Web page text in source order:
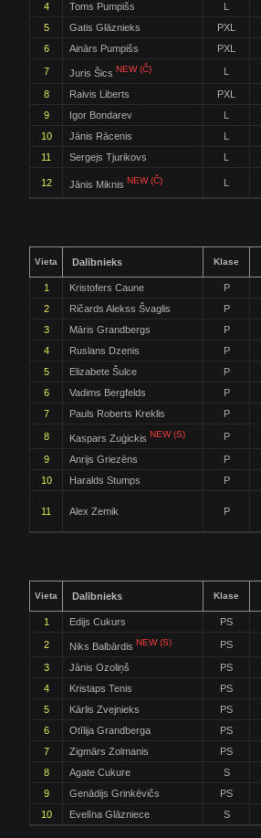
4
Toms Pumpišs
5
Gatis Glāznieks PXL
6
Ainārs Pumpišs PXL
7 Juris Šics NEW (Č)
8 Raivis Liberts PXL
9
Igor Bondarev
10
Jānis Rācenis
11
Sergejs Tjurikovs
12 Jānis Miknis NEW (Č)
Vieta Dalībnieks Klase
1 Kristofers Caune P
2
Ričards Alekss Švaglis P
3
Māris Grandbergs P
4
Ruslans Dzenis P
5
Elizabete Šulce P
6
Vadims Bergfelds P
7
Pauls Roberts Kreklis P
8 Kaspars Zuģickis NEW (S) P
9 Anrijs Griezēns P
10
Haralds Stumps P
11 Alex Zemik P
Vieta Dalībnieks Klase
1 Edijs Cukurs PS
2 Niks Balbārdis NEW (S) PS
3 Jānis Ozoliņš PS
4
Kristaps Tenis PS
5
Kārlis Zvejnieks PS
6
Otīlija Grandberga PS
7
Zigmārs Zolmanis PS
8
Agate Cukure S
9
Genādijs Grinkēvičs PS
10
Evelīna Glāzniece S